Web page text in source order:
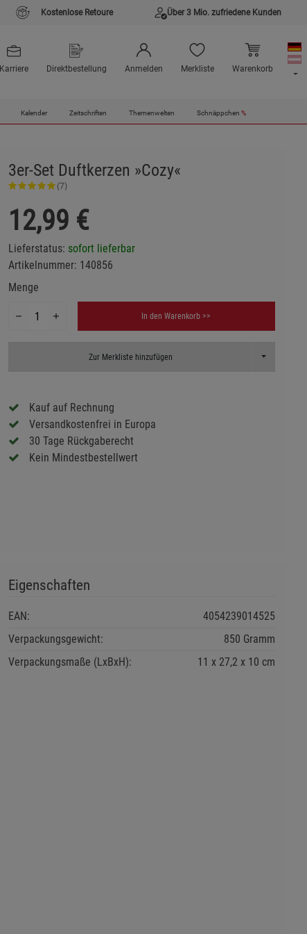
Kostenlose Retoure Über 3 Mio. zufriedene Kunden
Karriere Direktbestellung Anmelden Merkliste Warenkorb
Kalender Zeitschriften Themenwelten Schnäppchen %
3er-Set Duftkerzen »Cozy«
(7)
12,99 €
Lieferstatus: sofort lieferbar
Artikelnummer: 140856
Menge
In den Warenkorb >>
Zur Merkliste hinzufügen Toggle
Kauf auf Rechnung
Versandkostenfrei in Europa
30 Tage Rückgaberecht
Kein Mindestbestellwert
Eigenschaften
EAN:
4054239014525
Verpackungsgewicht:
850 Gramm
Verpackungsmaße (LxBxH):
11 27,2 10 cm